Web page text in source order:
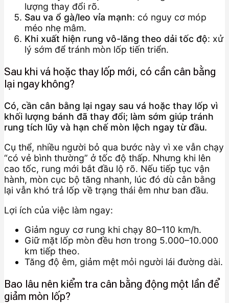
lượng thay đổi rõ.
Sau va ổ gà/leo vỉa mạnh: có nguy cơ móp
méo nhẹ mâm.
Khi xuất hiện rung vô-lăng theo dải tốc độ: xử
lý sớm để tránh mòn lốp tiến triển.
Sau khi vá hoặc thay lốp mới, có cần cân bằng
lại ngay không?
Có, cần cân bằng lại ngay sau vá hoặc thay lốp vì
khối lượng bánh đã thay đổi; làm sớm giúp tránh
rung tích lũy và hạn chế mòn lệch ngay từ đầu.
Cụ thể, nhiều người bỏ qua bước này vì xe vẫn chạy
“có vẻ bình thường” ở tốc độ thấp. Nhưng khi lên
cao tốc, rung mới bắt đầu lộ rõ. Nếu tiếp tục vận
hành, mòn cục bộ tăng nhanh, lúc đó dù cân bằng
lại vẫn khó trả lốp về trạng thái êm như ban đầu.
Lợi ích của việc làm ngay:
Giảm nguy cơ rung khi chạy 80–110 km/h.
Giữ mặt lốp mòn đều hơn trong 5.000–10.000
km tiếp theo.
Tăng độ êm, giảm mệt mỏi người lái đường dài.
Bao lâu nên kiểm tra cân bằng động một lần để
giảm mòn lốp?